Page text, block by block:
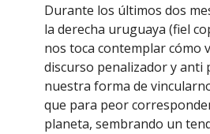
Durante los últimos dos
la derecha uruguaya (fiel
nos toca contemplar cómo
discurso penalizador y anti
nuestra forma de
que para peor
planeta, sembrando un